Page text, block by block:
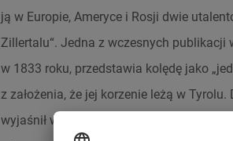
ją w Europie, Ameryce i Rosji dwie
Zillertalu“. Jedna z wczesnych publikacji
w 1833 roku, przedstawia kolędę jako
z założenia, że jej korzenie leżą w
wyjaśnił w dokumencie zatytułowanym